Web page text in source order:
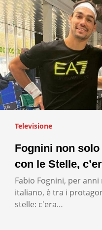
Televisione
Fognini non
con le Stelle,
Fabio Fognini, per
italiano, è tra i
stelle: c'era…